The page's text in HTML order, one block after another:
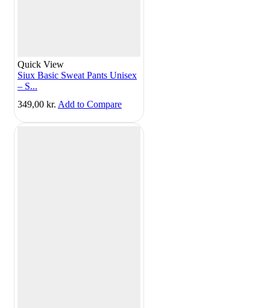
Quick View
Siux Basic Sweat Pants Unisex
– S...
349,00 kr. Add to Compare